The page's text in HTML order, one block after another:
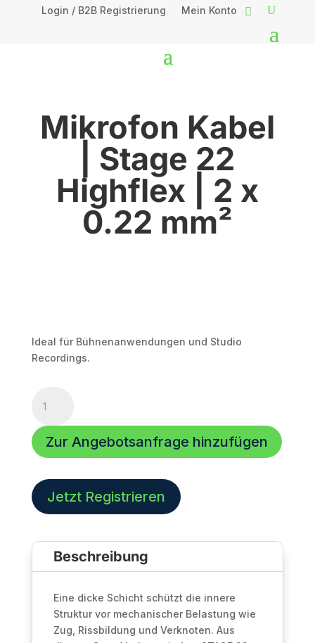
Login / B2B Registrierung Mein Konto
Mikrofon Kabel
| Stage 22
Highflex | 2 x
0.22 mm²
Ideal für Bühnenanwendungen und Studio
Recordings.
Kabel
Stage
22
|
2
0.22
Menge
Zur Angebotsanfrage hinzufügen
Jetzt Registrieren
Beschreibung
Eine dicke Schicht schützt die innere
Struktur vor mechanischer Belastung wie
Zug, Rissbildung und Verknoten. Aus